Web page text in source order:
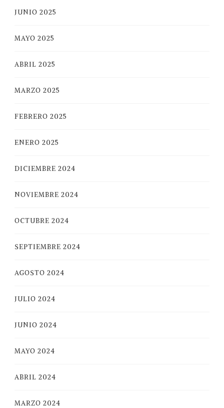
JUNIO 2025
MAYO 2025
ABRIL 2025
MARZO 2025
FEBRERO 2025
ENERO 2025
DICIEMBRE 2024
NOVIEMBRE 2024
OCTUBRE 2024
SEPTIEMBRE 2024
AGOSTO 2024
JULIO 2024
JUNIO 2024
MAYO 2024
ABRIL 2024
MARZO 2024